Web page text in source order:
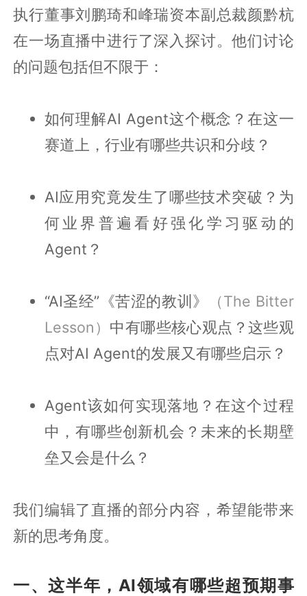
执行董事刘鹏琦和峰瑞资本副总裁颜黔杭
在一场直播中进行了深入探讨。他们讨论
的问题包括但不限于：
如何理解AI Agent这个概念？在这一
赛道上，行业有哪些共识和分歧？
AI应用究竟发生了哪些技术突破？为
何业界普遍看好强化学习驱动的
Agent？
“AI圣经”《苦涩的教训》
（The Bitter
Lesson） 中有哪些核心观点？这些观
点对AI Agent的发展又有哪些启示？
Agent该如何实现落地？在这个过程
中，有哪些创新机会？未来的长期壁
垒又会是什么？
我们编辑了直播的部分内容，希望能带来
新的思考角度。
一、这半年，AI领域有哪些超预期事